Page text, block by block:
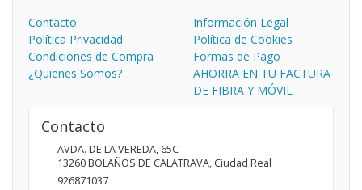
Contacto
Información Legal
Política Privacidad
Política de Cookies
Condiciones de Compra
Formas de Pago
¿Quienes Somos?
AHORRA EN TU FACTURA
DE FIBRA Y MÓVIL
Contacto
AVDA. DE LA VEREDA, 65C
13260BOLAÑOS DE CALATRAVA, Ciudad Real
926871037